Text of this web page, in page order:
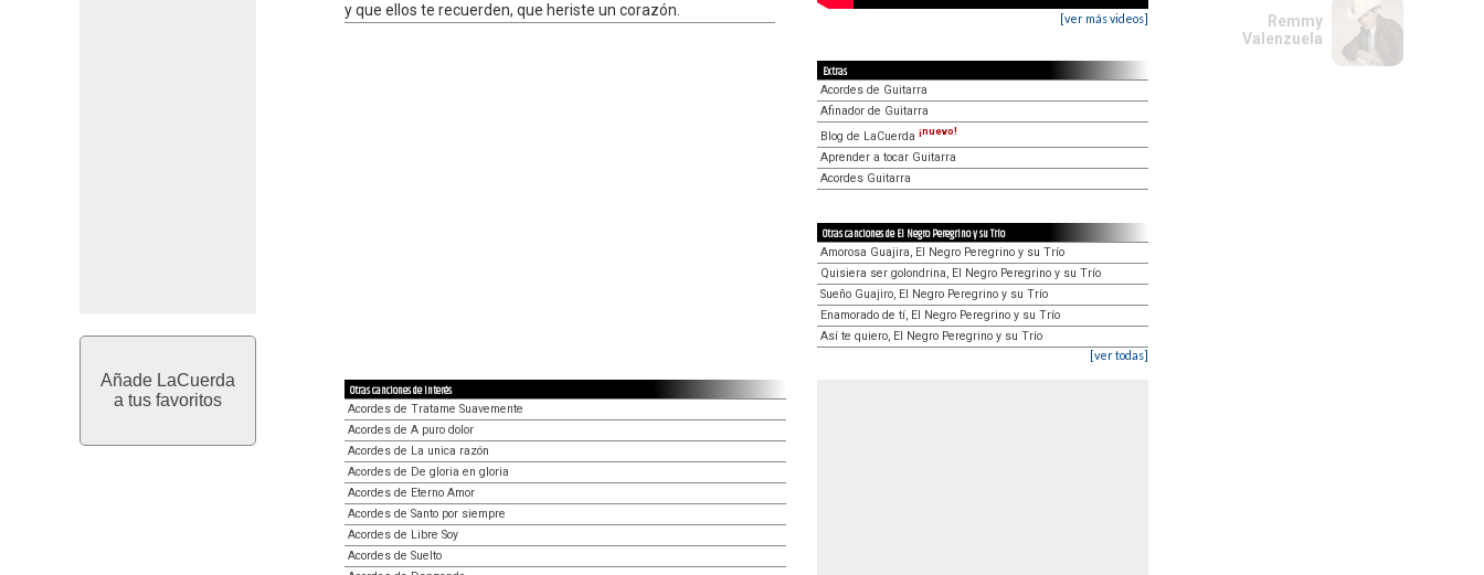
Añade LaCuerda
a tus favoritos
y que ellos te recuerden, que heriste un corazón.
[ver más videos]
Extras
Acordes de Guitarra
Afinador de Guitarra
Blog de LaCuerda ¡nuevo!
Aprender a tocar Guitarra
Acordes Guitarra
Otras canciones de El Negro Peregrino y su Trío
Amorosa Guajira, El Negro Peregrino y su Trío
Quisiera ser golondrina, El Negro Peregrino y su Trío
Sueño Guajiro, El Negro Peregrino y su Trío
Enamorado de tí, El Negro Peregrino y su Trío
Así te quiero, El Negro Peregrino y su Trío
[ver todas]
Otras canciones de interés
Acordes de Tratame Suavemente
Acordes de A puro dolor
Acordes de La unica razón
Acordes de De gloria en gloria
Acordes de Eterno Amor
Acordes de Santo por siempre
Acordes de Libre Soy
Acordes de Suelto
Remmy
Valenzuela